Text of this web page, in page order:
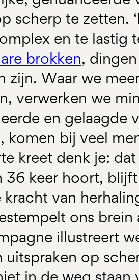
scherp te zetten.
en te lastig
brokken,
zijn. Waar we
verwerken we
en gelaagde
komen bij veel
kreet denk je:
36 keer hoort,
kracht van
ons
illustreert
uitspraken op